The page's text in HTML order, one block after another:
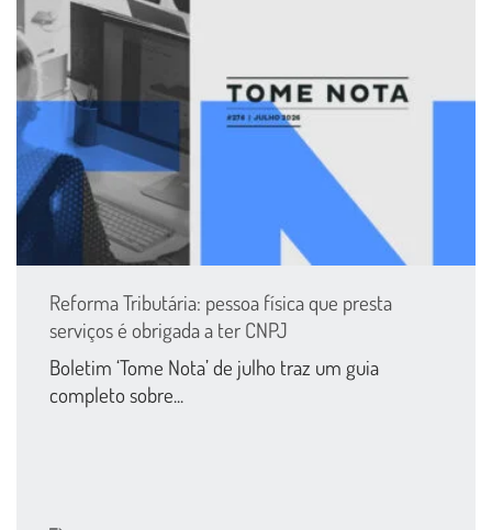
Reforma Tributária: pessoa física que presta
serviços é obrigada a ter CNPJ
Boletim ‘Tome Nota’ de julho traz um guia
completo sobre...